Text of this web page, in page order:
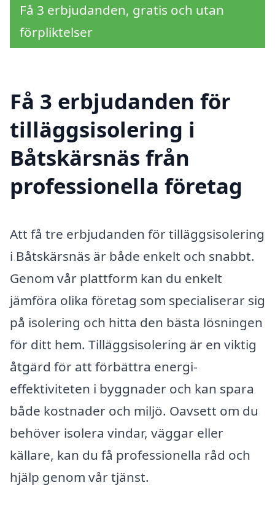
Få 3 erbjudanden, gratis och utan
förpliktelser
Få 3 erbjudanden för
tilläggsisolering i
Båtskärsnäs från
professionella företag
Att få tre erbjudanden för tilläggsisolering
i Båtskärsnäs är både enkelt och snabbt.
Genom vår plattform kan du enkelt
jämföra olika företag som specialiserar sig
på isolering och hitta den bästa lösningen
för ditt hem. Tilläggsisolering är en viktig
åtgärd för att förbättra energi-
effektiviteten i byggnader och kan spara
både kostnader och miljö. Oavsett om du
behöver isolera vindar, väggar eller
källare, kan du få professionella råd och
hjälp genom vår tjänst.